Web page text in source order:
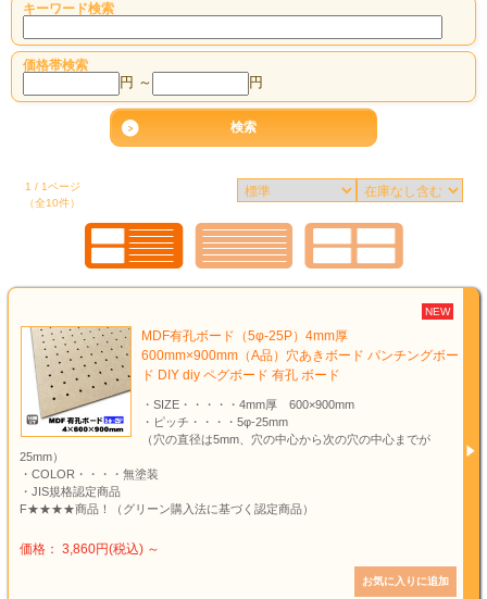
キーワード検索
価格帯検索
円 ～ 円
1 / 1ページ
（全10件）
NEW
MDF有孔ボード（5φ-25P）4mm厚
600mm×900mm（A品）穴あきボード パンチングボー
ド DIY diy ペグボード 有孔 ボード
・SIZE・・・・・4mm厚 600×900mm
・ピッチ・・・・5φ-25mm
（穴の直径は5mm、穴の中心から次の穴の中心までが
25mm）
・COLOR・・・・無塗装
・JIS規格認定商品
F★★★★商品！（グリーン購入法に基づく認定商品）
価格： 3,860円(税込) ～